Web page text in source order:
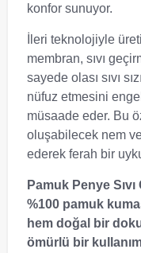
konfor sunuyor.
İleri teknolojiyle
membran, sıvı
sayede olası sıvı
nüfuz etmesini
müsaade eder. Bu
oluşabilecek nem
ederek ferah bir
Pamuk Penye
%100 pamuk
hem doğal bir
ömürlü bir